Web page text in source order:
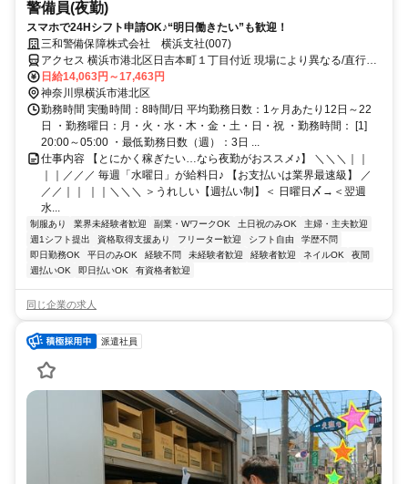
警備員(夜勤)
スマホで24Hシフト申請OK♪“明日働きたい”も歓迎！
三和警備保障株式会社 横浜支社(007)
アクセス 横浜市港北区日吉本町１丁目付近 現場により異なる/直行直
帰/勤務地相談可 ■週3日～■電話面接
日給14,063円～17,463円
神奈川県横浜市港北区
勤務時間 実働時間：8時間/日 平均勤務日数：1ヶ月あたり12日～22
日 ・勤務曜日：月・火・水・木・金・土・日・祝 ・勤務時間： [1]
20:00～05:00 ・最低勤務日数（週）：3日 ...
仕事内容 【とにかく稼ぎたい…なら夜勤がおススメ♪】 ＼＼＼｜｜
｜｜／／／ 毎週「水曜日」が給料日♪ 【お支払いは業界最速級】 ／
／／｜｜ ｜｜＼＼＼ ＞うれしい【週払い制】＜ 日曜日〆→＜翌週
水...
制服あり 業界未経験者歓迎 副業・WワークOK 土日祝のみOK
主婦・主夫歓迎
週1シフト提出
資格取得支援あり フリーター歓迎 シフト自由
学歴不問
即日勤務OK
平日のみOK 経験不問 未経験者歓迎 経験者歓迎 ネイルOK
夜間
週払いOK
即日払いOK 有資格者歓迎
同じ企業の求人
派遣社員